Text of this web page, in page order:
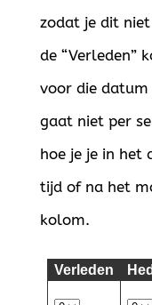
zodat je dit
de “Verleden”
voor die datum
gaat niet per
hoe je je in het
tijd of na het
kolom.